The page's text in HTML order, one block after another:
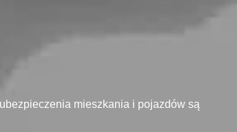
mieszkania i pojazdów są